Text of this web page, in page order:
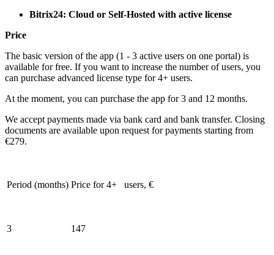
Bitrix24: Cloud or Self-Hosted with active license
Price
The basic version of the app (1 - 3 active users on one portal) is
available for free. If you want to increase the number of users, you
can purchase advanced license type for 4+ users.
At the moment, you can purchase the app for 3 and 12 months.
We accept payments made via bank card and bank transfer. Closing
documents are available upon request for payments starting from
€279.
Period (months) Price for 4+ users, €
3 147